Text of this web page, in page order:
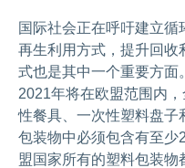
国际社会正在呼吁建立
再生利用方式，提升回收
式也是其中一个重要方面
2021年将在欧盟范围内
性餐具、一次性塑料盘子
包装物中必须包含有至少
盟国家所有的塑料包装物